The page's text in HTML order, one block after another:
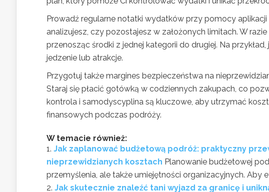
Prowadź regularne notatki wydatków przy pomocy
analizujesz, czy pozostajesz w założonych limitach. W
przenosząc środki z jednej kategorii do drugiej. Na
jedzenie lub atrakcje.
Przygotuj także margines bezpieczeństwa na
Staraj się płacić gotówką w codziennych zakupach, co
kontrola i samodyscyplina są kluczowe, aby utrzymać
finansowych podczas podróży.
W temacie również:
Jak zaplanować budżetową podróż: praktyczny
nieprzewidzianych kosztach Planowanie budżetowej
przemyślenia, ale także umiejętności organizacyjnych. Aby
Jak skutecznie znaleźć tani wyjazd za granicę i